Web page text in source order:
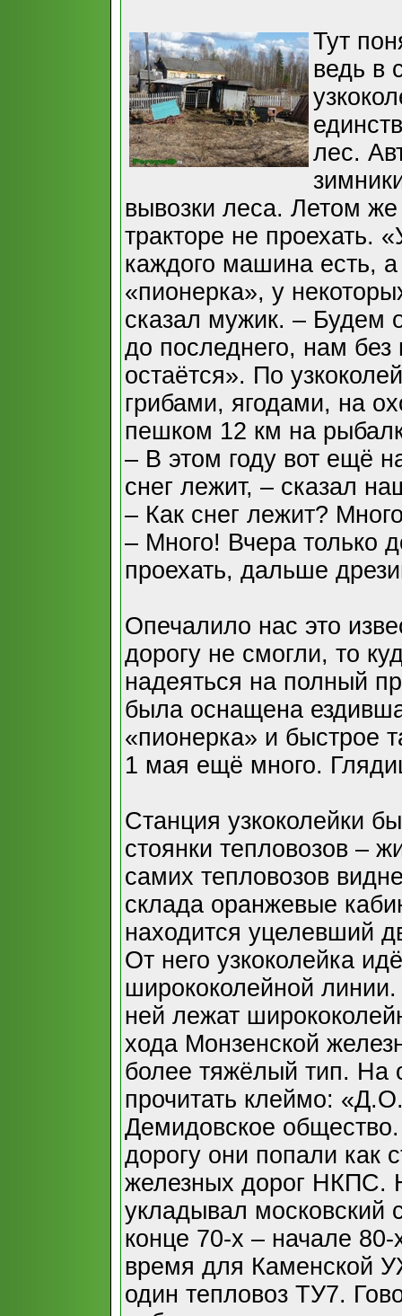
Тут
ведь в
лес.
вывозки леса. Летом
тракторе не проехать.
каждого машина есть,
«пионерка», у
сказал мужик. – Будем
до последнего, нам без
остаётся». По
грибами, ягодами, на
пешком 12 км на
– В этом году вот ещё
снег лежит, – сказал
– Как снег лежит?
– Много! Вчера только
проехать, дальше
Опечалило нас это
дорогу не смогли, то
надеяться на полный
была оснащена
«пионерка» и быстрое
1 мая ещё много.
Станция узкоколейки
стоянки тепловозов –
самих тепловозов
склада оранжевые
находится уцелевший
От него узкоколейка
ширококолейной
ней лежат
хода Монзенской
более тяжёлый тип. На
прочитать клеймо:
Демидовское
дорогу они попали как
железных дорог НКПС.
укладывал московский
конце 70-х – начале
время для Каменской
один тепловоз ТУ7.